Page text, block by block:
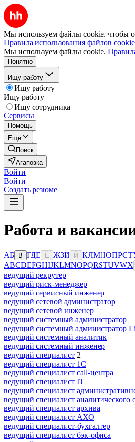
Мы используем файлы cookie, чтобы
Правила использования файлов cookie
Мы используем файлы cookie.
Понятно
Ищу работу
Ищу работу
Ищу работу
Ищу сотрудника
Сервисы
Помощь
Ещё
Поиск
Агаповка
Войти
Войти
Создать резюме
Работа и
АБ В ГДЕ Ё ЖЗИ Й КЛМНОПРСТ
ABCDEFGHIJKLMNOPQRSTUVWX
ведущий рекрутер
ведущий риск-менеджер
ведущий сервисный инженер
ведущий сетевой администратор
ведущий сетевой инженер
ведущий системный администратор
ведущий системный администратор
ведущий системный аналитик
ведущий системный инженер
ведущий специалист 2
ведущий специалист 1С
ведущий специалист call-центра
ведущий специалист IT
ведущий специалист
ведущий специалист аналитического
ведущий специалист архива
ведущий специалист АХО
ведущий специалист-бухгалтер
ведущий специалист бэк-офиса